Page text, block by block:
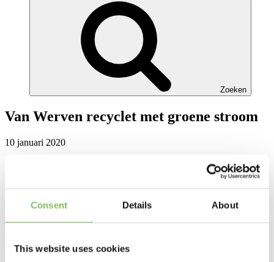
Consent Details About
This website uses cookies
Zoeken
Van Werven recyclet met groene stroom
10 januari 2020
Tweeduizend zonnepanelen sieren de daken van Van Werven Plastic
Afgelopen november en december zijn de panelen op de daken van